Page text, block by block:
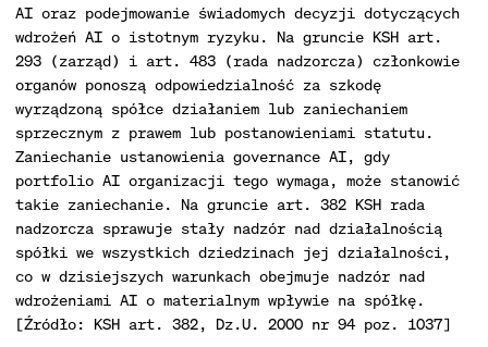
AI oraz podejmowanie świadomych decyzji dotyczących
wdrożeń AI o istotnym ryzyku. Na gruncie KSH art.
293 (zarząd) i art. 483 (rada nadzorcza) członkowie
organów ponoszą odpowiedzialność za szkodę
wyrządzoną spółce działaniem lub zaniechaniem
sprzecznym z prawem lub postanowieniami statutu.
Zaniechanie ustanowienia governance AI, gdy
portfolio AI organizacji tego wymaga, może stanowić
takie zaniechanie. Na gruncie art. 382 KSH rada
nadzorcza sprawuje stały nadzór nad działalnością
spółki we wszystkich dziedzinach jej działalności,
co w dzisiejszych warunkach obejmuje nadzór nad
wdrożeniami AI o materialnym wpływie na spółkę.
[Źródło: KSH art. 382, Dz.U. 2000 nr 94 poz. 1037]